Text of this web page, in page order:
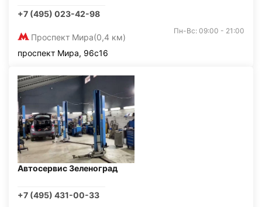
+7 (495) 023-42-98
Проспект Мира(0,4 км)
Пн-Вс: 09:00 - 21:00
проспект Мира, 96с16
Автосервис Зеленоград
+7 (495) 431-00-33